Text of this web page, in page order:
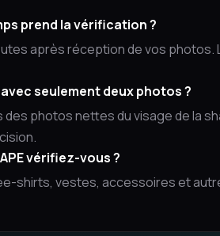
prend la vérification ?
après réception de vos
seulement deux photos ?
des photos nettes du visage de la
vérifiez-vous ?
shirts, vestes, accessoires et